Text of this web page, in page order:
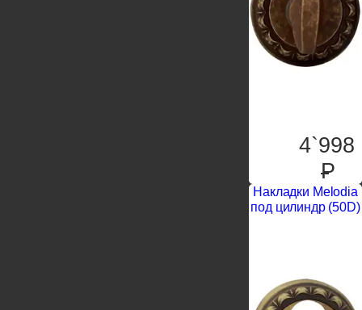
4`998
P
Накладки Melodia
под цилиндр (50D)